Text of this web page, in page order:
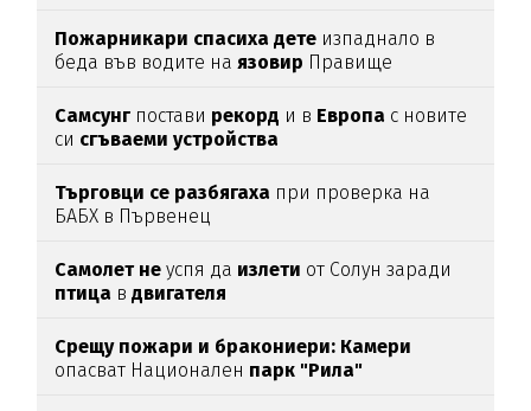
Пожарникари спасиха дете изпаднало в
беда във водите наязовир Правище
Самсунг постави рекорд и в Европа с новите
си сгъваеми устройства
Търговци се разбягаха при проверка на
БАБХ в Първенец
Самолет не успя да излети от Солун заради
птица вдвигателя
Срещу пожари и бракониери: Камери
опасват Национален парк "Рила"